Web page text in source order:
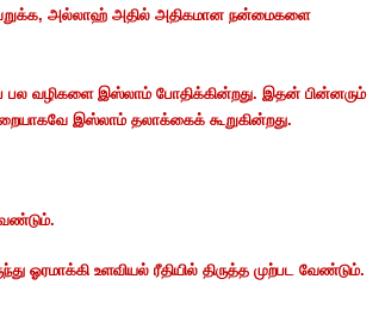
, அல்லாஹ் அதில் அதிகமான நன்மைகளை
வழிகளை இஸ்லாம் போதிக்கின்றது. இதன் பின்னரும்
இஸ்லாம் தலாக்கைக் கூறுகின்றது.
ஓரமாக்கி உளவியல் ரீதியில் திருத்த முற்பட வேண்டும்.